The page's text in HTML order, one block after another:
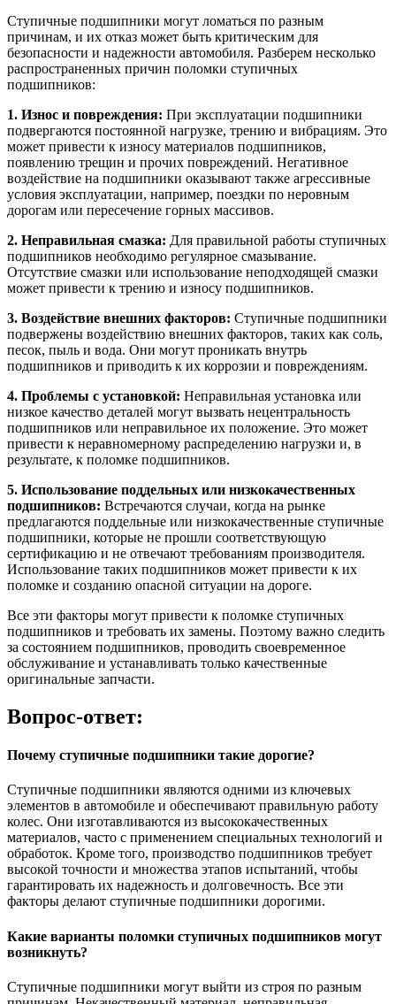
Ступичные подшипники могут ломаться по разным
причинам, и их отказ может быть критическим для
безопасности и надежности автомобиля. Разберем несколько
распространенных причин поломки ступичных
подшипников:
1. Износ и повреждения: При эксплуатации подшипники
подвергаются постоянной нагрузке, трению и вибрациям. Это
может привести к износу материалов подшипников,
появлению трещин и прочих повреждений. Негативное
воздействие на подшипники оказывают также агрессивные
условия эксплуатации, например, поездки по неровным
дорогам или пересечение горных массивов.
2. Неправильная смазка: Для правильной работы ступичных
подшипников необходимо регулярное смазывание.
Отсутствие смазки или использование неподходящей смазки
может привести к трению и износу подшипников.
3. Воздействие внешних факторов: Ступичные подшипники
подвержены воздействию внешних факторов, таких как соль,
песок, пыль и вода. Они могут проникать внутрь
подшипников и приводить к их коррозии и повреждениям.
4. Проблемы с установкой: Неправильная установка или
низкое качество деталей могут вызвать нецентральность
подшипников или неправильное их положение. Это может
привести к неравномерному распределению нагрузки и, в
результате, к поломке подшипников.
5. Использование поддельных или низкокачественных
подшипников: Встречаются случаи, когда на рынке
предлагаются поддельные или низкокачественные ступичные
подшипники, которые не прошли соответствующую
сертификацию и не отвечают требованиям производителя.
Использование таких подшипников может привести к их
поломке и созданию опасной ситуации на дороге.
Все эти факторы могут привести к поломке ступичных
подшипников и требовать их замены. Поэтому важно следить
за состоянием подшипников, проводить своевременное
обслуживание и устанавливать только качественные
оригинальные запчасти.
Вопрос-ответ:
Почему ступичные подшипники такие дорогие?
Ступичные подшипники являются одними из ключевых
элементов в автомобиле и обеспечивают правильную работу
колес. Они изготавливаются из высококачественных
материалов, часто с применением специальных технологий и
обработок. Кроме того, производство подшипников требует
высокой точности и множества этапов испытаний, чтобы
гарантировать их надежность и долговечность. Все эти
факторы делают ступичные подшипники дорогими.
Какие варианты поломки ступичных подшипников могут
возникнуть?
Ступичные подшипники могут выйти из строя по разным